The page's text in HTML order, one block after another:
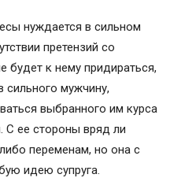
нуждается в сильном
претензий со
к нему придираться,
сильного мужчину,
выбранного им курса
С ее стороны вряд ли
переменам, но она с
идею супруга.